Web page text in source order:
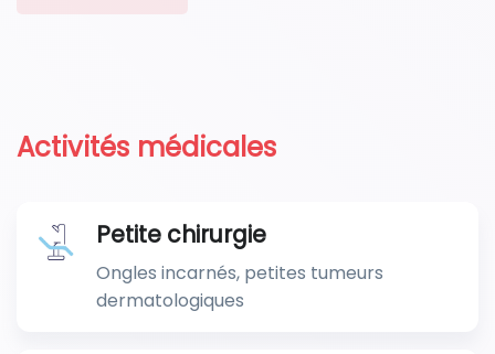
Activités médicales
Petite chirurgie
Ongles incarnés, petites tumeurs
dermatologiques